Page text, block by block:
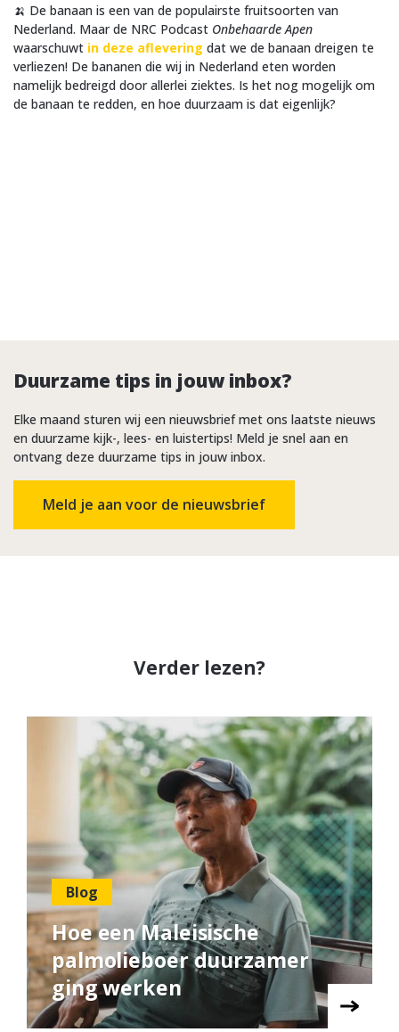
🍌 De banaan is een van de populairste fruitsoorten van
Nederland. Maar de NRC Podcast Onbehaarde Apen
waarschuwt in deze aflevering dat we de banaan dreigen te
verliezen! De bananen die wij in Nederland eten worden
namelijk bedreigd door allerlei ziektes. Is het nog mogelijk om
de banaan te redden, en hoe duurzaam is dat eigenlijk?
Duurzame tips in jouw inbox?
Elke maand sturen wij een nieuwsbrief met ons laatste nieuws
en duurzame kijk-, lees- en luistertips! Meld je snel aan en
ontvang deze duurzame tips in jouw inbox.
Meld je aan voor de nieuwsbrief
Verder lezen?
Blog
Hoe een Maleisische
palmolieboer duurzamer
ging werken